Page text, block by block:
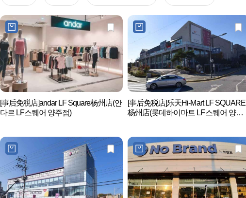
[事后免税店]andar LF Square杨州店(안
다르 LF스퀘어 양주점)
[事后免税店]乐天Hi-Mart LF SQUARE
杨州店(롯데하이마트 LF스퀘어 양주